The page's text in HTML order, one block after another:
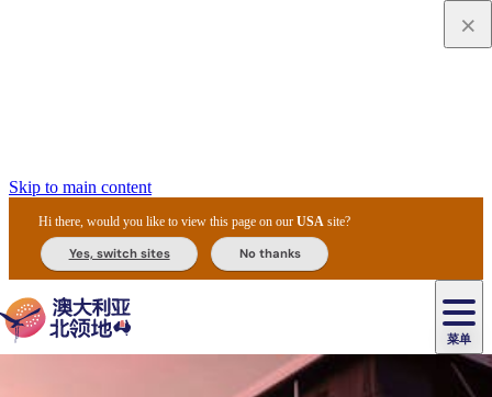
Skip to main content
Hi there, would you like to view this page on ourUSA site?
Yes, switch sites No thanks
菜单